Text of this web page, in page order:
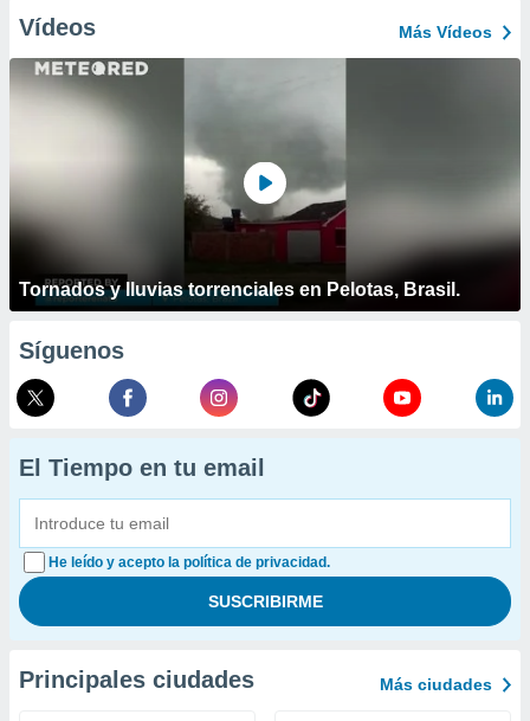
Vídeos Más Vídeos
Tornados y lluvias torrenciales en Pelotas, Brasil.
Síguenos
El Tiempo en tu email
He leído y acepto la política de privacidad.
Principales ciudades Más ciudades